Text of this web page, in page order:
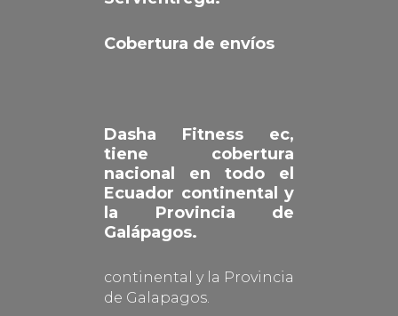
Cobertura de envíos
Dasha Fitness ec,
tiene cobertura
nacional en todo el
Ecuador continental y
la Provincia de
Galápagos.
continental y la Provincia
de Galapagos.